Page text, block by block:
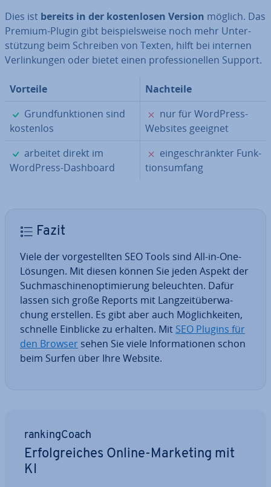
Dies ist bereits in der kos­ten­lo­sen Version möglich. Das
Premium-Plugin gibt bei­spiels­wei­se noch mehr Un­ter­
stüt­zung beim Schreiben von Texten, hilft bei internen
Ver­lin­kun­gen oder bietet einen pro­fes­sio­nel­len Support.
Vorteile
Nachteile
✓
Grund­funk­tio­nen sind
kostenlos
✗
nur für WordPress-
Websites geeignet
✓
arbeitet direkt im
WordPress-Dashboard
✗
ein­ge­schränk­ter Funk­
ti­ons­um­fang
Fazit
Viele der vor­ge­stell­ten SEO Tools sind All-in-One-
Lösungen. Mit diesen können Sie jeden Aspekt der
Such­ma­schi­nen­op­ti­mie­rung be­leuch­ten. Dafür
lassen sich große Reports mit Lang­zeit­über­wa­
chung erstellen. Es gibt aber auch Mög­lich­kei­ten,
schnelle Einblicke zu erhalten. Mit SEO Plugins für
den Browser sehen Sie viele In­for­ma­tio­nen schon
beim Surfen über Ihre Website.
ran­king­Coach
Er­folg­rei­ches Online-Marketing mit
KI